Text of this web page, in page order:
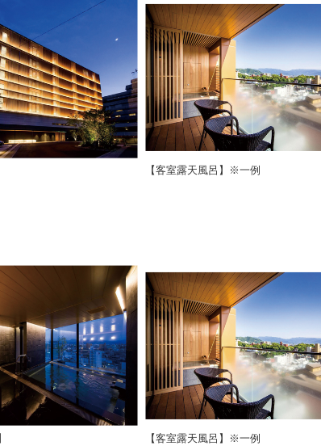
【客室露天風呂】※一例
【客室露天風呂】※一例